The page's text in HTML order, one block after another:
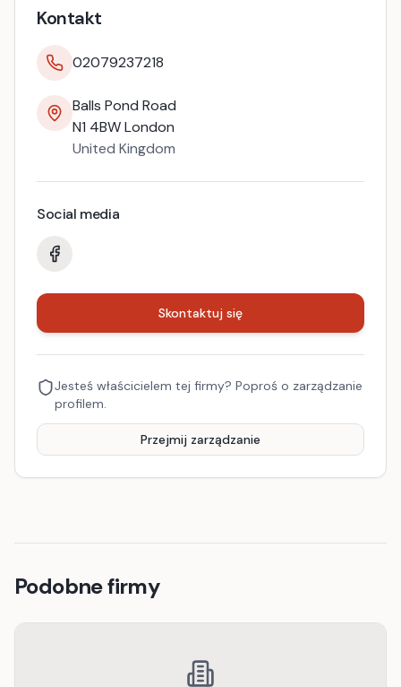
Kontakt
02079237218
Balls Pond Road
N1 4BWLondon
United Kingdom
Social media
Skontaktuj się
Jesteś właścicielem tej firmy? Poproś o zarządzanie
profilem.
Przejmij zarządzanie
Podobne firmy